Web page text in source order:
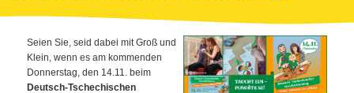
Seien Sie, seid dabei mit Groß und
Klein, wenn es am kommenden
Donnerstag, den 14.11. beim
Deutsch-Tschechischen